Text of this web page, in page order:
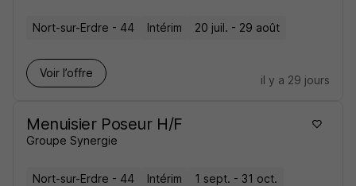
Nort-sur-Erdre - 44 Intérim 20 juil. - 29 août
Voir l’offre
il y a 29 jours
Menuisier Poseur H/F
Groupe Synergie
Nort-sur-Erdre - 44 Intérim 1 sept. - 31 oct.